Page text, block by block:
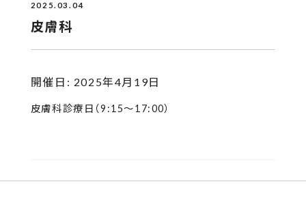
2025.03.04
皮膚科
開催日: 2025年4月19日
皮膚科診療日（9:15〜17:00）